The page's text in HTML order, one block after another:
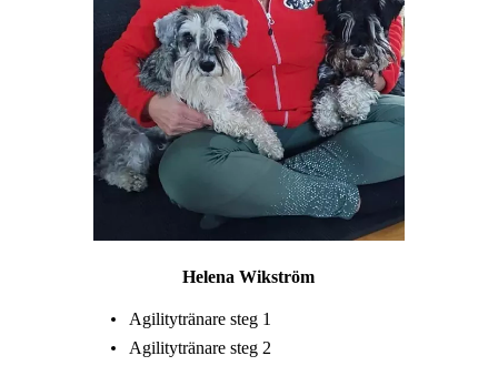
Helena Wikström
Agilitytränare steg 1
Agilitytränare steg 2